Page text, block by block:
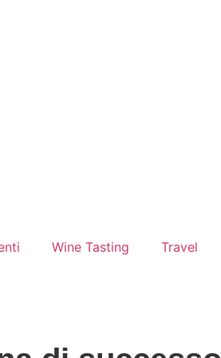
Wine Tasting Travel